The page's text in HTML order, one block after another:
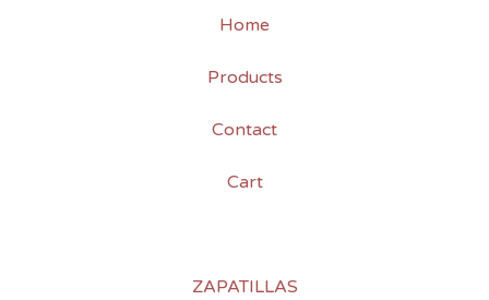
Home
Products
Contact
Cart
ZAPATILLAS